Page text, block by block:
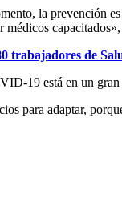
la prevención
médicos capacitados»,
trabajadores de
19 está en un
para adaptar,